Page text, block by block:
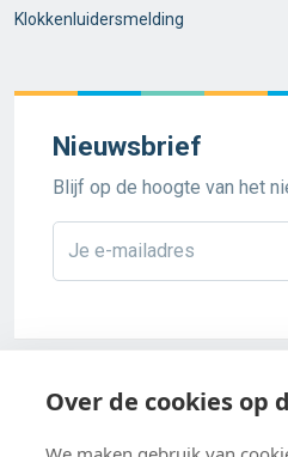
Klokkenluidersmelding
Nieuwsbrief
Blijf op de hoogte van het
Over de cookies op